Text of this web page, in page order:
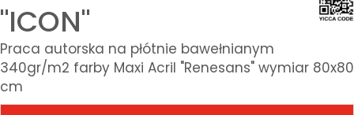
"ICON"
Praca autorska na płótnie bawełnianym
340gr/m2 farby Maxi Acril "Renesans" wymiar 80x80
cm